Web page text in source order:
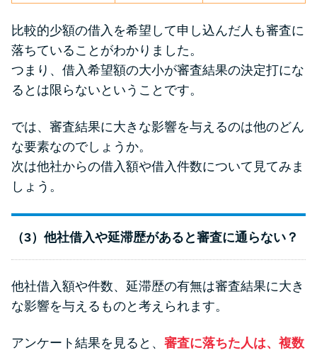
比較的少額の借入を希望して申し込んだ人も審査に
落ちていることがわかりました。
つまり、借入希望額の大小が審査結果の決定打にな
るとは限らないということです。
では、審査結果に大きな影響を与えるのは他のどん
な要素なのでしょうか。
次は他社からの借入額や借入件数について見てみま
しょう。
（3）他社借入や延滞歴があると審査に通らない？
他社借入額や件数、延滞歴の有無は審査結果に大き
な影響を与えるものと考えられます。
アンケート結果を見ると、 審査に落ちた人は、複数